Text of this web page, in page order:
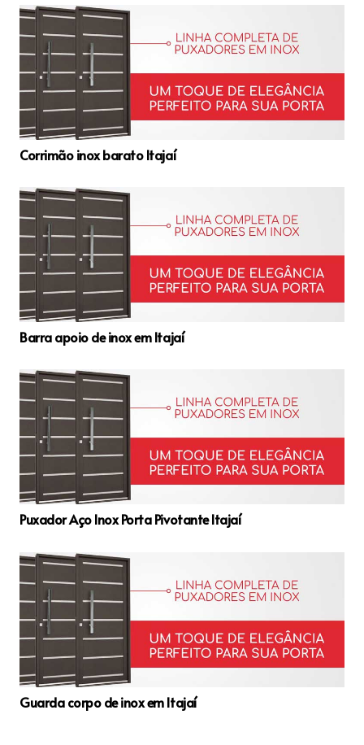
Corrimão inox barato Itajaí
Barra apoio de inox em Itajaí
Puxador Aço Inox Porta Pivotante Itajaí
Guarda corpo de inox em Itajaí